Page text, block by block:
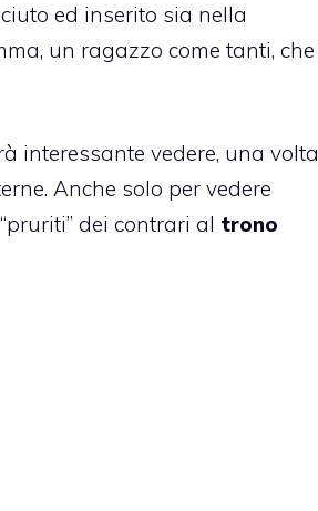
ed inserito sia nella
un ragazzo come tanti, che
interessante vedere, una volta
Anche solo per vedere
dei contrari al trono